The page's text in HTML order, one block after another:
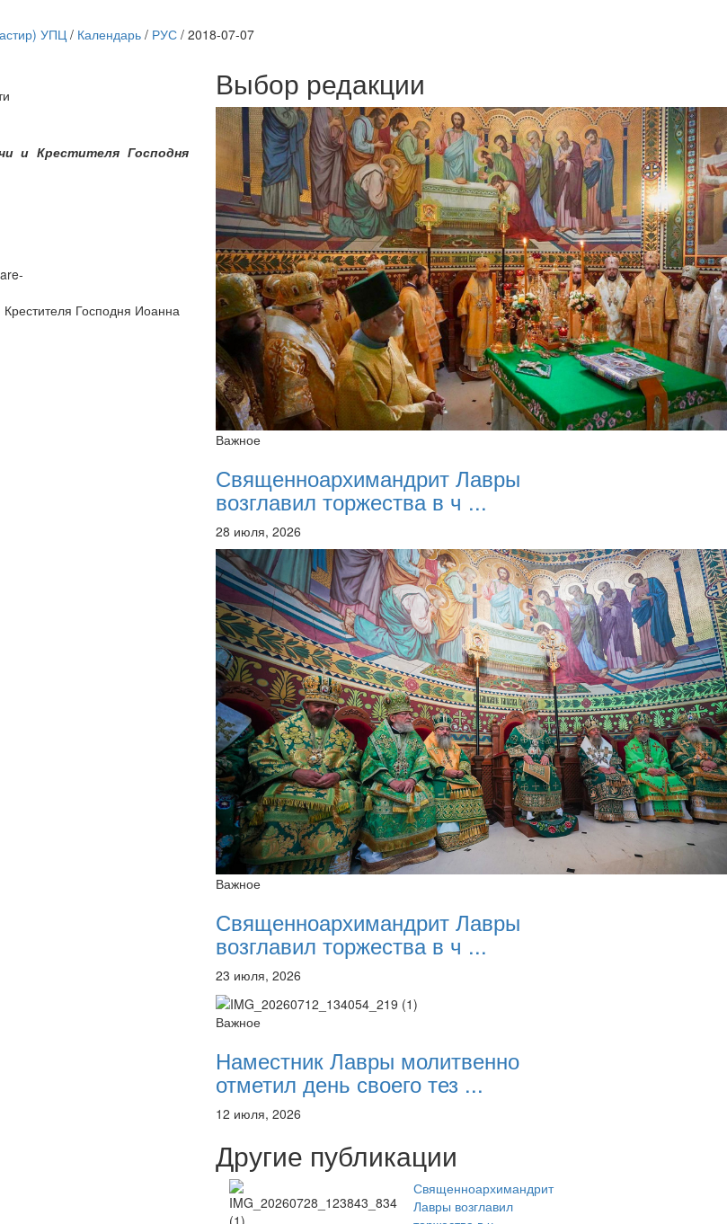
Онлайн трансляции
Веб-камеры
12 сентября 2015Название трансляции
12 сентября 2015Название трансляции
12 сентября 2015Название трансляции
12 сентября 2015Название трансляции
12 сентября 2015 Название трансляции
12 сентября 2015Название трансляции
12 сентября 2015Название трансляции
12 сентября 2015Название трансляции
Перейти к архиву
УПЦ/ Календарь/ РУС/ 2018-07-07
и Крестителя Господня
Господня Иоанна
Выбор редакции
Важное
Священноархимандрит Лавры
возглавил торжества в ч ...
28 июля, 2026
Важное
Священноархимандрит Лавры
возглавил торжества в ч ...
23 июля, 2026
Важное
Наместник Лавры молитвенно
отметил день своего тез ...
12 июля, 2026
Другие публикации
Священноархимандрит
Лавры возглавил